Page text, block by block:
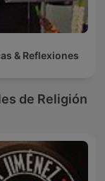
& Reflexiones
de Religión